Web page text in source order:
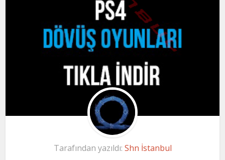
Tarafından yazıldı: Shn İstanbul